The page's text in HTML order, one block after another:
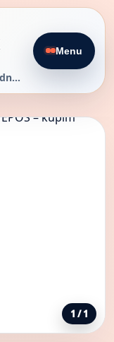
prehľadný online bazár pre dnešný predaj
Menu
1 / 1